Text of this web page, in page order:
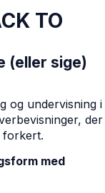
TO
(eller sige)
og undervisning i
der
forkert.
med